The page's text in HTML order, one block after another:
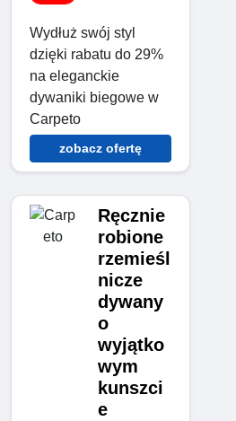
Wydłuż swój styl
dzięki rabatu do 29%
na eleganckie
dywaniki biegowe w
Carpeto
zobacz ofertę
Ręcznie
robione
rzemieśl
nicze
dywany
o
wyjątko
wym
kunszci
e